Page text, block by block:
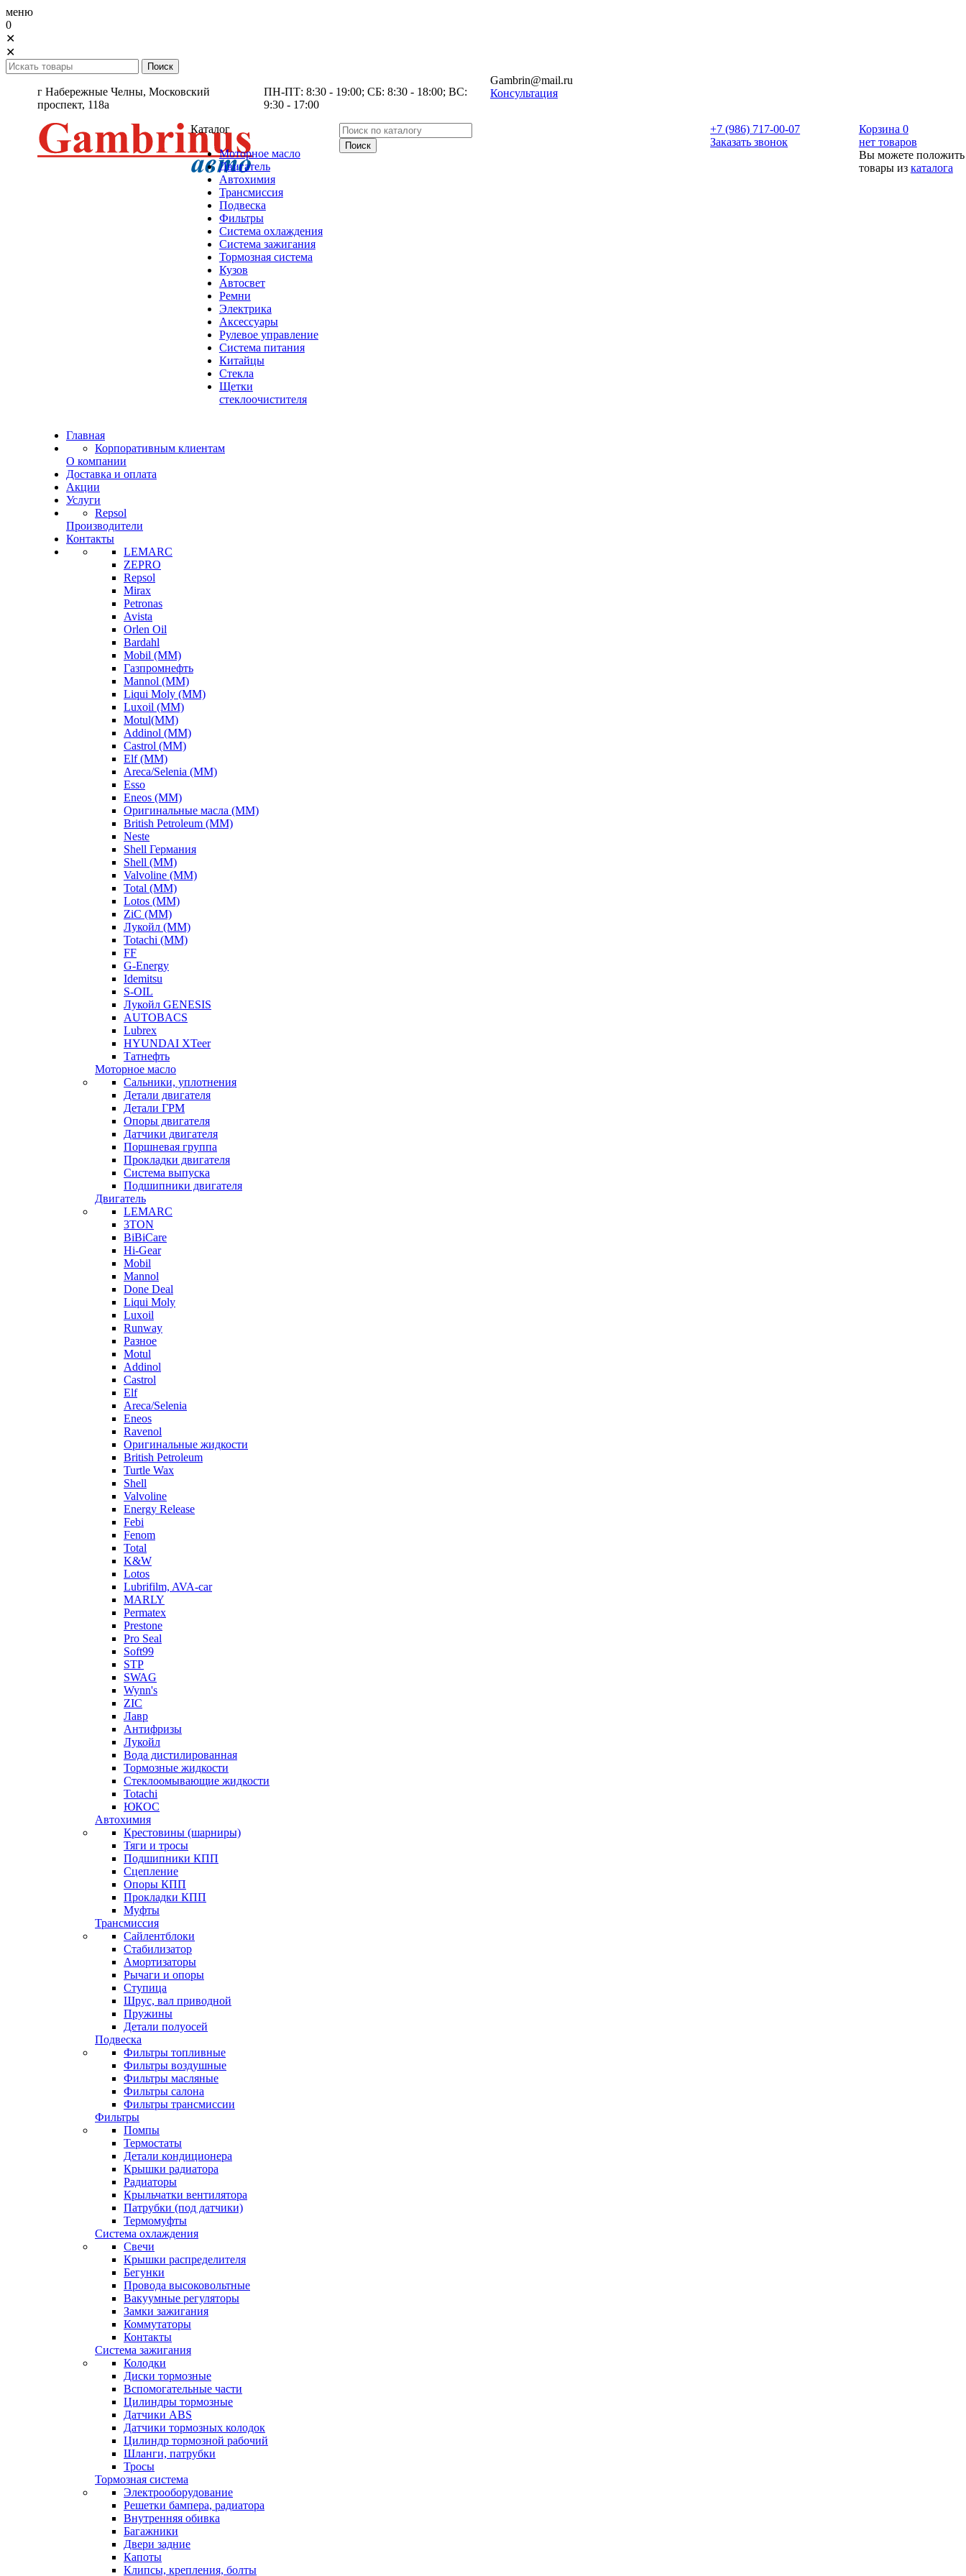
меню
0
✕
✕
г Набережные Челны, Московский
проспект, 118а
ПН-ПТ: 8:30 - 19:00; СБ: 8:30 - 18:00; ВС:
9:30 - 17:00
Gambrin@mail.ru
Консультация
Каталог
Моторное масло
Двигатель
Автохимия
Трансмиссия
Подвеска
Фильтры
Система охлаждения
Система зажигания
Тормозная система
Кузов
Автосвет
Ремни
Электрика
Аксессуары
Рулевое управление
Система питания
Китайцы
Стекла
Щетки
стеклоочистителя
+7 (986) 717-00-07
Заказать звонок
Корзина 0
нет товаров
Вы можете положить
товары из каталога
Главная
Корпоративным клиентам
О компании
Доставка и оплата
Акции
Услуги
Repsol
Производители
Контакты
LEMARC
ZEPRO
Repsol
Mirax
Petronas
Avista
Orlen Oil
Bardahl
Mobil (ММ)
Газпромнефть
Mannol (ММ)
Liqui Moly (ММ)
Luxoil (ММ)
Motul(ММ)
Addinol (ММ)
Castrol (ММ)
Elf (ММ)
Areca/Selenia (ММ)
Esso
Eneos (ММ)
Оригинальные масла (ММ)
British Petroleum (ММ)
Neste
Shell Германия
Shell (ММ)
Valvoline (ММ)
Total (ММ)
Lotos (ММ)
ZiC (ММ)
Лукойл (ММ)
Totachi (MM)
FF
G-Energy
Idemitsu
S-OIL
Лукойл GENESIS
AUTOBACS
Lubrex
HYUNDAI XTeer
Татнефть
Моторное масло
Сальники, уплотнения
Детали двигателя
Детали ГРМ
Опоры двигателя
Датчики двигателя
Поршневая группа
Прокладки двигателя
Система выпуска
Подшипники двигателя
Двигатель
LEMARC
3TON
BiBiCare
Hi-Gear
Mobil
Mannol
Done Deal
Liqui Moly
Luxoil
Runway
Разное
Motul
Addinol
Castrol
Elf
Areca/Selenia
Eneos
Ravenol
Оригинальные жидкости
British Petroleum
Turtle Wax
Shell
Valvoline
Energy Release
Febi
Fenom
Total
K&W
Lotos
Lubrifilm, AVA-car
MARLY
Permatex
Prestone
Pro Seal
Soft99
STP
SWAG
Wynn's
ZIC
Лавр
Антифризы
Лукойл
Вода дистилированная
Тормозные жидкости
Стеклоомывающие жидкости
Totachi
ЮКОС
Автохимия
Крестовины (шарниры)
Тяги и тросы
Подшипники КПП
Сцепление
Опоры КПП
Прокладки КПП
Муфты
Трансмиссия
Сайлентблоки
Стабилизатор
Амортизаторы
Рычаги и опоры
Ступица
Шрус, вал приводной
Пружины
Детали полуосей
Подвеска
Фильтры топливные
Фильтры воздушные
Фильтры масляные
Фильтры салона
Фильтры трансмиссии
Фильтры
Помпы
Термостаты
Детали кондиционера
Крышки радиатора
Радиаторы
Крыльчатки вентилятора
Патрубки (под датчики)
Термомуфты
Система охлаждения
Свечи
Крышки распределителя
Бегунки
Провода высоковольтные
Вакуумные регуляторы
Замки зажигания
Коммутаторы
Контакты
Система зажигания
Колодки
Диски тормозные
Вспомогательные части
Цилиндры тормозные
Датчики ABS
Датчики тормозных колодок
Цилиндр тормозной рабочий
Шланги, патрубки
Тросы
Тормозная система
Электрооборудование
Решетки бампера, радиатора
Внутренняя обивка
Багажники
Двери задние
Капоты
Клипсы, крепления, болты